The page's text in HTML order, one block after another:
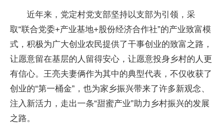
近年来，党定村党支部坚持以支部为引领，采
取“联合党委+产业基地+股份经济合作社”的产业致富模
式，积极为广大创业农民提供了干事创业的致富之路，
让愿意留在基层的人留得安心，让愿意投身乡村的人更
有信心。王亮夫妻俩作为其中的典型代表，不仅收获了
创业的“第一桶金”，也为家乡振兴带来了许多新观念、
注入新活力，走出一条“甜蜜产业”助力乡村振兴的发展
之路。